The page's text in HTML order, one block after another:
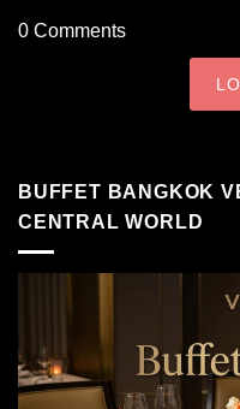
0 Comments
BUFFET BANGKOK
CENTRAL WORLD